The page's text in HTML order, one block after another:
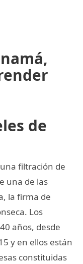
de
filtración de
una de las
la firma de
Los
años, desde
y en ellos están
constituidas